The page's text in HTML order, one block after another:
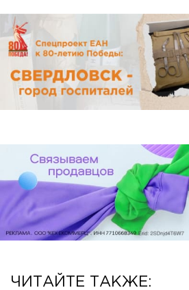
ЧИТАЙТЕ ТАКЖЕ: